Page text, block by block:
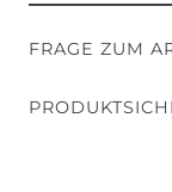
FRAGE ZUM